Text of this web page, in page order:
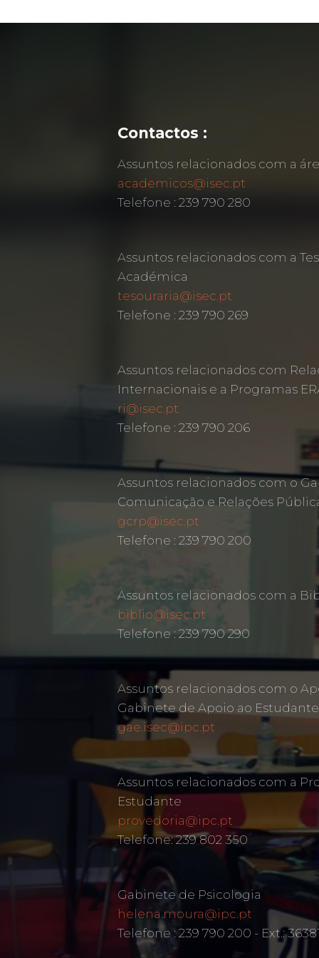
Contactos :
Assuntos relacionados com a
academicos@isec.pt
Telefone : 239 790 280
Assuntos relacionados com a
Académica
tesouraria@isec.pt
Telefone : 239 790 269
Assuntos relacionados com
Internacionais e a Programas
ri@isec.pt
Telefone : 239 790 206
Assuntos relacionados com o
Comunicação e Relações
gcrp@isec.pt
Telefone : 239 790 200
Assuntos relacionados com a
biblio@isec.pt
Telefone : 239 790 290
Assuntos relacionados com o
Gabinete de Apoio ao Estudante
gae.isec@ipc.pt
Assuntos relacionados com a
Estudante
provedoria@ipc.pt
Telefone: 239 802 350
Gabinete de Psicologia
helena.moura@ipc.pt
Telefone : 239 790 200 - Ext.: